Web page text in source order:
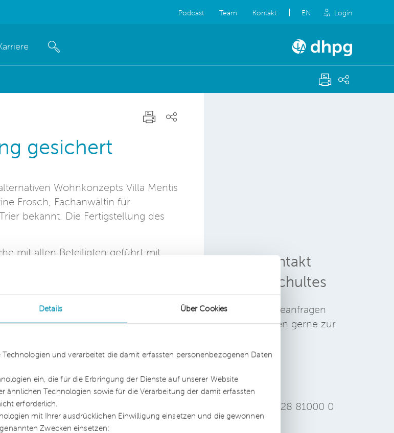
Details Über Cookies
und verarbeitet die damit erfassten personenbezogenen Daten
ein, die für die Erbringung der Dienste auf unserer Website
ähnlichen Technologien sowie für die Verarbeitung der damit erfassten
erforderlich.
mit Ihrer ausdrücklichen Einwilligung einsetzen und die gewonnen
Zwecken einsetzen:
Podcast Team Kontakt EN Login
gesichert
Wohnkonzepts Villa Mentis
Frosch, Fachanwältin für
bekannt. Die Fertigstellung des
mit allen Beteiligten geführt mit
uns, dass dies durch die
oder der Käufer,
im August 2015 beim Amtsgericht
Baugebiet in Schweich in der
Ein Teil der Wohnungen ist
dato noch auf die Fertigstellung.
in
Steuerberatung,
Pressekontakt
Brigitte Schultes
Für Ihre Presseanfragen
stehe ich Ihnen gerne zur
+49 228 81000 0